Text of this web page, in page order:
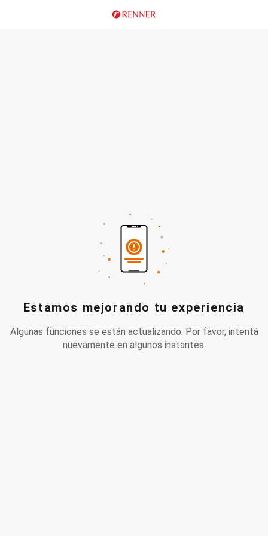
Estamos mejorando tu experiencia
Algunas funciones se están actualizando. Por favor, intentá
nuevamente en algunos instantes.